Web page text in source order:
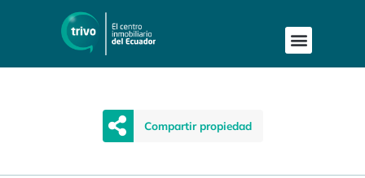
Compartir propiedad